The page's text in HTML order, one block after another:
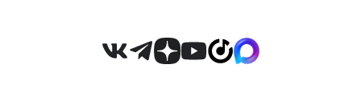
Join